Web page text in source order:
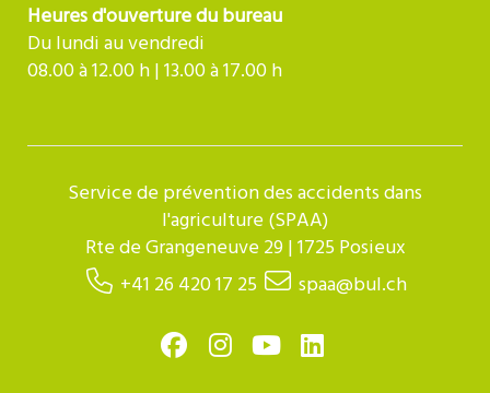
Heures d'ouverture du bureau
Du lundi au vendredi
08.00 à 12.00 h | 13.00 à 17.00 h
Service de prévention des accidents dans
l'agriculture (SPAA)
Rte de Grangeneuve 29 | 1725 Posieux
+41 26 420 17 25
spaa@bul.ch